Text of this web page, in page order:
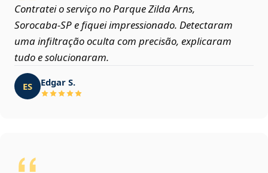
Contratei o serviço no Parque Zilda Arns,
Sorocaba‑SP e fiquei impressionado. Detectaram
uma infiltração oculta com precisão, explicaram
tudo e solucionaram.
ES Edgar S.